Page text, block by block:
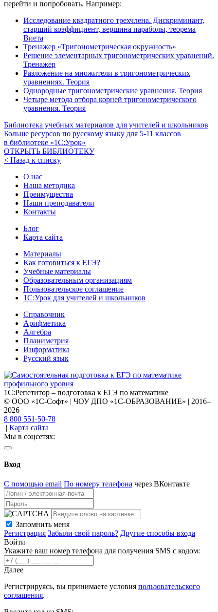
перейти и попробовать. Например:
Исследование квадратного трехчлена. Дискриминант,
старший коэффициент, вершина параболы, теорема
Виета
Тренажер «Тригонометрическая окружность»
Решение элементарных тригонометрических уравнений.
Тренажер
Разложение на множители в тригонометрических
уравнениях. Теория
Однородные тригонометрические уравнения. Теория
Четыре метода отбора корней тригонометрического
уравнения. Теория
Библиотека учебных материалов для учителей и школьников
Больше ресурсов по русскому языку для 5-11 классов
в библиотеке «1С:Урок»
ОТКРЫТЬ БИБЛИОТЕКУ
< Назад к списку
О нас
Наша методика
Преимущества
Наши преподаватели
Контакты
Блог
Карта сайта
Материалы
Как готовиться к ЕГЭ?
Учебные материалы
Образовательным организациям
Пользовательское соглашение
1С:Урок для учителей и школьников
Справочник
Арифметика
Алгебра
Планиметрия
Информатика
Русский язык
1С:Репетитор – подготовка к ЕГЭ по математике
© ООО «1С-Софт» | ЧОУ ДПО «1С-ОБРАЗОВАНИЕ» | 2016–
2026
8 800 551-50-78
| Карта сайта
Мы в соцсетях:
Вход
С помощью email По номеру телефона через ВКонтакте
Запомнить меня
Регистрация Забыли свой пароль? Другие способы входа
Войти
Укажите ваш номер телефона для получения SMS с кодом:
Далее
Регистрируясь, вы принимаете условия пользовательского
соглашения.